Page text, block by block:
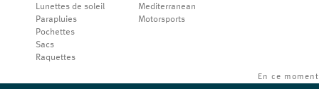
Lunettes de soleil
Parapluies
Pochettes
Sacs
Raquettes
Mediterranean
Motorsports
En ce moment